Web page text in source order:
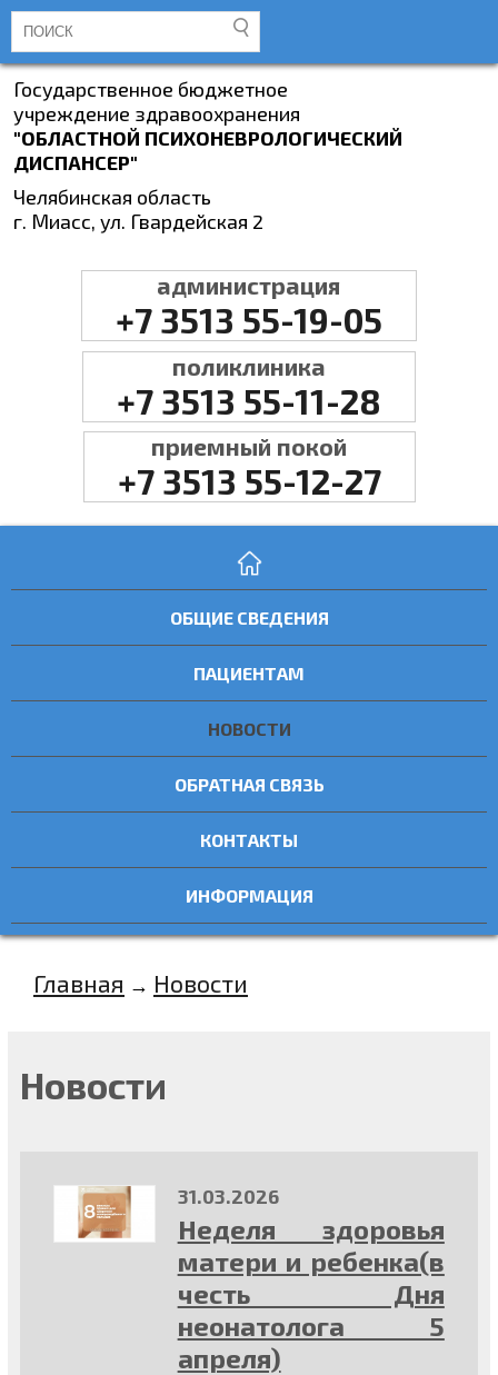
Государственное бюджетное
учреждение здравоохранения
"ОБЛАСТНОЙ ПСИХОНЕВРОЛОГИЧЕСКИЙ
ДИСПАНСЕР"
Челябинская область
г. Миасс, ул. Гвардейская 2
администрация
+7 3513 55-19-05
поликлиника
+7 3513 55-11-28
приемный покой
+7 3513 55-12-27
ОБЩИЕ СВЕДЕНИЯ
ПАЦИЕНТАМ
НОВОСТИ
ОБРАТНАЯ СВЯЗЬ
КОНТАКТЫ
ИНФОРМАЦИЯ
Главная → Новости
Новости
31.03.2026
Неделя здоровья
матери и ребенка(в
честь Дня
неонатолога 5
апреля)